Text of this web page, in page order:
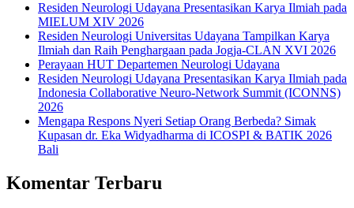
Residen Neurologi Udayana Presentasikan Karya Ilmiah pada
MIELUM XIV 2026
Residen Neurologi Universitas Udayana Tampilkan Karya
Ilmiah dan Raih Penghargaan pada Jogja-CLAN XVI 2026
Perayaan HUT Departemen Neurologi Udayana
Residen Neurologi Udayana Presentasikan Karya Ilmiah pada
Indonesia Collaborative Neuro-Network Summit (ICONNS)
2026
Mengapa Respons Nyeri Setiap Orang Berbeda? Simak
Kupasan dr. Eka Widyadharma di ICOSPI & BATIK 2026
Bali
Komentar Terbaru